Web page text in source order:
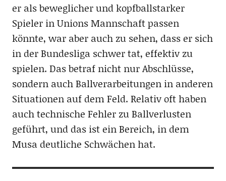
er als beweglicher und kopfballstarker
Spieler in Unions Mannschaft passen
könnte, war aber auch zu sehen, dass er sich
in der Bundesliga schwer tat, effektiv zu
spielen. Das betraf nicht nur Abschlüsse,
sondern auch Ballverarbeitungen in anderen
Situationen auf dem Feld. Relativ oft haben
auch technische Fehler zu Ballverlusten
geführt, und das ist ein Bereich, in dem
Musa deutliche Schwächen hat.